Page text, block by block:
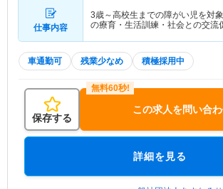
仕事内容
3歳～高校生までの障がい児を対
の療育・生活訓練・社会との交
車通勤可 残業少なめ 積極採用中
保存する
この求人を問い合
詳細を見る